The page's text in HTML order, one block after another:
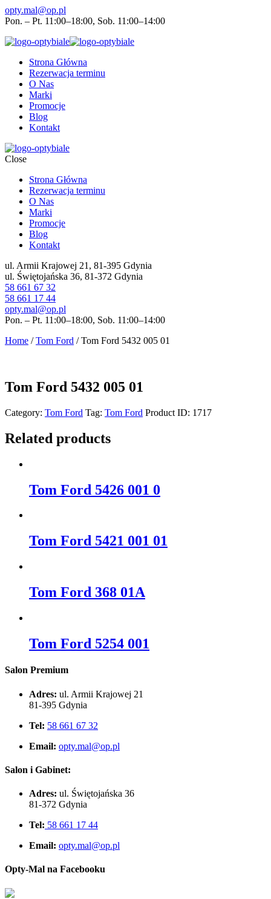
opty.mal@op.pl
Pon. – Pt. 11:00–18:00, Sob. 11:00–14:00
Strona Główna
Rezerwacja terminu
O Nas
Marki
Promocje
Blog
Kontakt
Close
Strona Główna
Rezerwacja terminu
O Nas
Marki
Promocje
Blog
Kontakt
ul. Armii Krajowej 21, 81-395 Gdynia
ul. Świętojańska 36, 81-372 Gdynia
58 661 67 32
58 661 17 44
opty.mal@op.pl
Pon. – Pt. 11:00–18:00, Sob. 11:00–14:00
Home /Tom Ford / Tom Ford 5432 005 01
Tom Ford 5432 005 01
Category: Tom Ford Tag: Tom Ford Product ID: 1717
Related products
Tom Ford 5426 001 0
Tom Ford 5421 001 01
Tom Ford 368 01A
Tom Ford 5254 001
Salon Premium
Adres: ul. Armii Krajowej 21
81-395 Gdynia
Tel: 58 661 67 32
Email: opty.mal@op.pl
Salon i Gabinet:
Adres: ul. Świętojańska 36
81-372 Gdynia
Tel: 58 661 17 44
Email: opty.mal@op.pl
Opty-Mal na Facebooku